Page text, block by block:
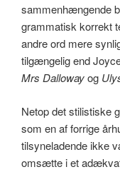
sammenhængende
grammatisk korrekt
andre ord mere
tilgængelig end
Mrs Dallowayog
Netop det stilistiske
som en af forrige
tilsyneladende ikke
omsætte i et